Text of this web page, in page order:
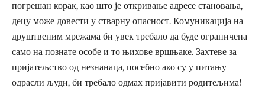
погрешан корак, као што је откривање адресе становања,
децу може довести у стварну опасност. Комуникација на
друштвеним мрежама би увек требало да буде ограничена
само на познате особе и то њихове вршњаке. Захтеве за
пријатељство од незнанаца, посебно ако су у питању
одрасли људи, би требало одмах пријавити родитељима!